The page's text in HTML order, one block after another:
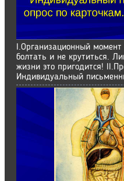
I.Организационный
болтать и не крутиться.
жизни это пригодится!
Индивидуальный